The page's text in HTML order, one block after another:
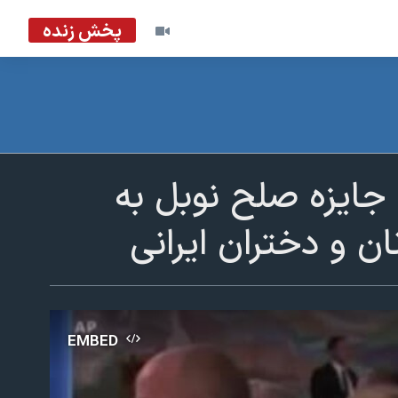
پخش زنده
صلح نوبل به
و دختران ایرانی
EMBED